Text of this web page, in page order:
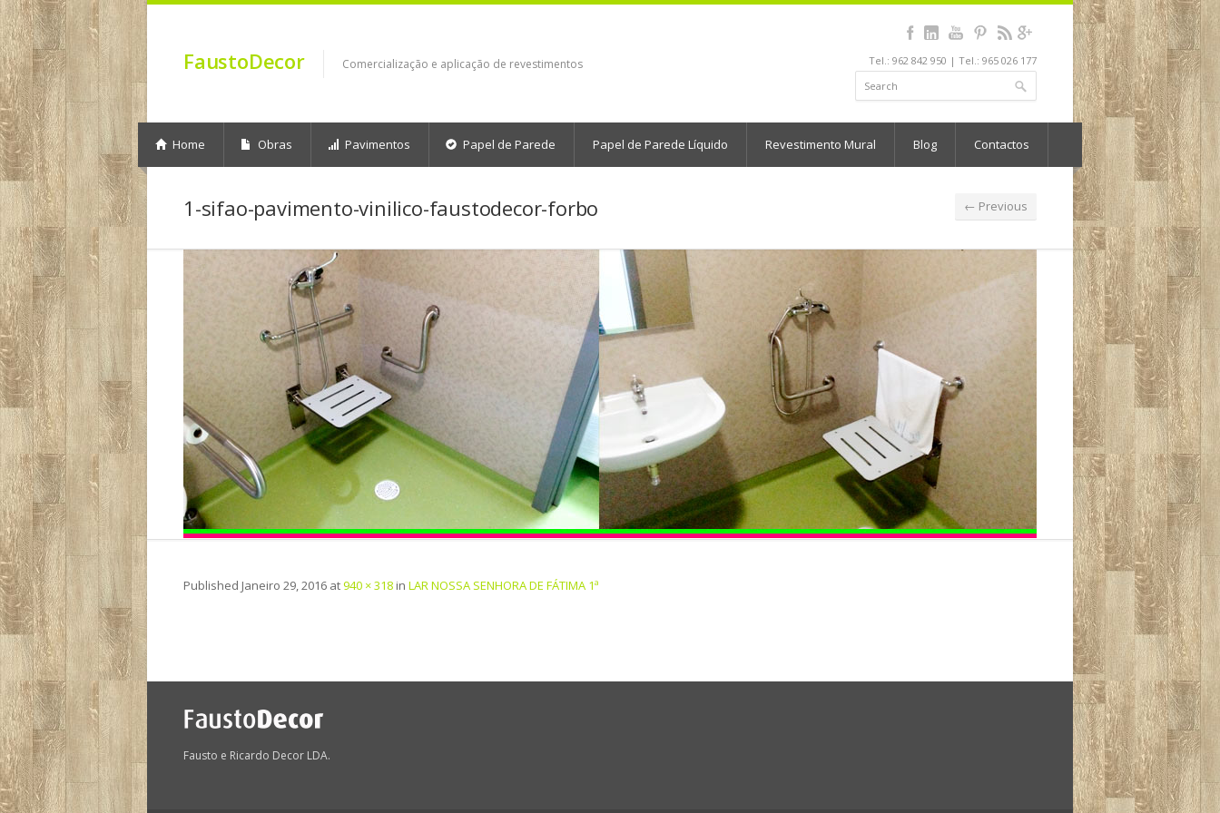
FaustoDecor Comercialização e aplicação de revestimentos Tel.: 962 842 950 | Tel.: 965 026 177
Home Obras Pavimentos Papel de Parede Papel de Parede Líquido Revestimento Mural Blog Contactos
1-sifao-pavimento-vinilico-faustodecor-forbo ← Previous
Published Janeiro 29, 2016 at940 × 318 in LAR NOSSA SENHORA DE FÁTIMA 1ª
Fausto e Ricardo Decor LDA.